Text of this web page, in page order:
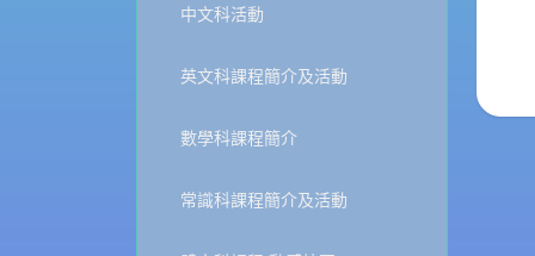
中文科活動
英文科課程簡介及活動
數學科課程簡介
常識科課程簡介及活動